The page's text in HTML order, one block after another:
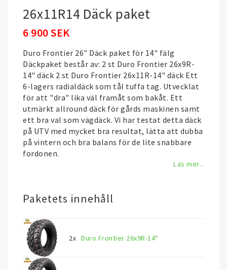
26x11R14 Däck paket
6 900 SEK
Duro Frontier 26" Däck paket för 14" fälg
Däckpaket består av: 2 st Duro Frontier 26x9R-
14" däck 2 st Duro Frontier 26x11R-14" däck Ett
6-lagers radialdäck som tål tuffa tag. Utvecklat
för att "dra" lika väl framåt som bakåt. Ett
utmärkt allround däck för gårds maskinen samt
ett bra val som vägdäck. Vi har testat detta däck
på UTV med mycket bra resultat, lätta att dubba
på vintern och bra balans för de lite snabbare
fordonen.
Läs mer...
Paketets innehåll
2x Duro Frontier 26x9R-14"